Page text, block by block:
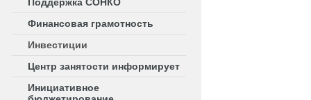
Финансовая грамотность
Инвестиции
Центр занятости информирует
Инициативное